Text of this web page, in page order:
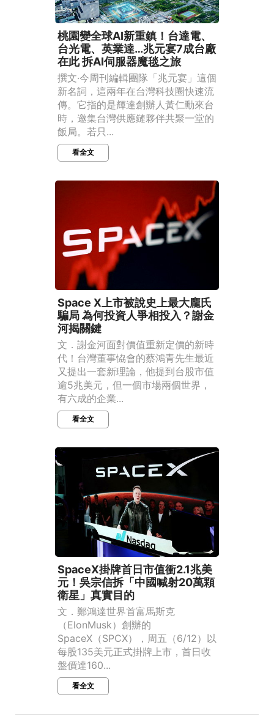
桃園變全球AI新重鎮！台達電、
台光電、英業達…兆元宴7成台廠
在此 拆AI伺服器魔毯之旅
撰文‧今周刊編輯團隊「兆元宴」這個
新名詞，這兩年在台灣科技圈快速流
傳。它指的是輝達創辦人黃仁勳來台
時，邀集台灣供應鏈夥伴共聚一堂的
飯局。若只...
看全文
Space X上市被說史上最大龐氏
騙局 為何投資人爭相投入？謝金
河揭關鍵
文．謝金河面對價值重新定價的新時
代！台灣董事恊會的蔡鴻青先生最近
又提出一套新理論，他提到台股市值
逾5兆美元，但一個市場兩個世界，
有六成的企業...
看全文
SpaceX掛牌首日市值衝2.1兆美
元！吳宗信拆「中國喊射20萬顆
衛星」真實目的
文．鄭鴻達世界首富馬斯克
（ElonMusk）創辦的
SpaceX（SPCX），周五（6/12）以
每股135美元正式掛牌上市，首日收
盤價達160...
看全文